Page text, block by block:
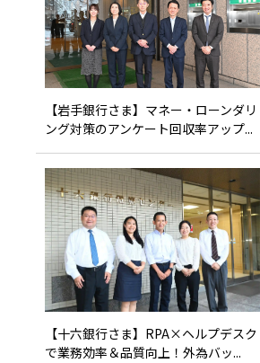
【岩手銀行さま】マネー・ローンダリ
ング対策のアンケート回収率アップ...
【十六銀行さま】RPA×ヘルプデスク
で業務効率＆品質向上！外為バッ...